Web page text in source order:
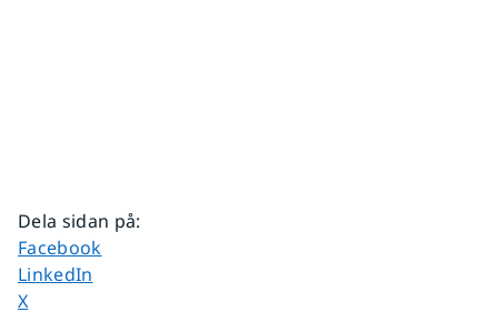
Dela sidan på:
Dela sidan på
Facebook
Dela sidan på
LinkedIn
Dela sidan på
X